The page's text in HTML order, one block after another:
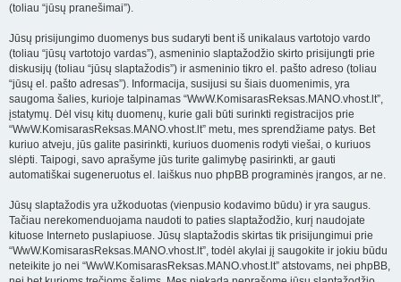
(toliau “jūsų pranešimai”).
Jūsų prisijungimo duomenys bus sudaryti bent iš unikalaus vartotojo vardo
(toliau “jūsų vartotojo vardas”), asmeninio slaptažodžio skirto prisijungti prie
diskusijų (toliau “jūsų slaptažodis”) ir asmeninio tikro el. pašto adreso (toliau
“jūsų el. pašto adresas”). Informacija, susijusi su šiais duomenimis, yra
saugoma šalies, kurioje talpinamas “WwW.KomisarasReksas.MANO.vhost.lt”,
įstatymų. Dėl visų kitų duomenų, kurie gali būti surinkti registracijos prie
“WwW.KomisarasReksas.MANO.vhost.lt” metu, mes sprendžiame patys. Bet
kuriuo atveju, jūs galite pasirinkti, kuriuos duomenis rodyti viešai, o kuriuos
slėpti. Taipogi, savo aprašyme jūs turite galimybę pasirinkti, ar gauti
automatiškai sugeneruotus el. laiškus nuo phpBB programinės įrangos, ar ne.
Jūsų slaptažodis yra užkoduotas (vienpusio kodavimo būdu) ir yra saugus.
Tačiau nerekomenduojama naudoti to paties slaptažodžio, kurį naudojate
kituose Interneto puslapiuose. Jūsų slaptažodis skirtas tik prisijungimui prie
“WwW.KomisarasReksas.MANO.vhost.lt”, todėl akylai jį saugokite ir jokiu būdu
neteikite jo nei “WwW.KomisarasReksas.MANO.vhost.lt” atstovams, nei phpBB,